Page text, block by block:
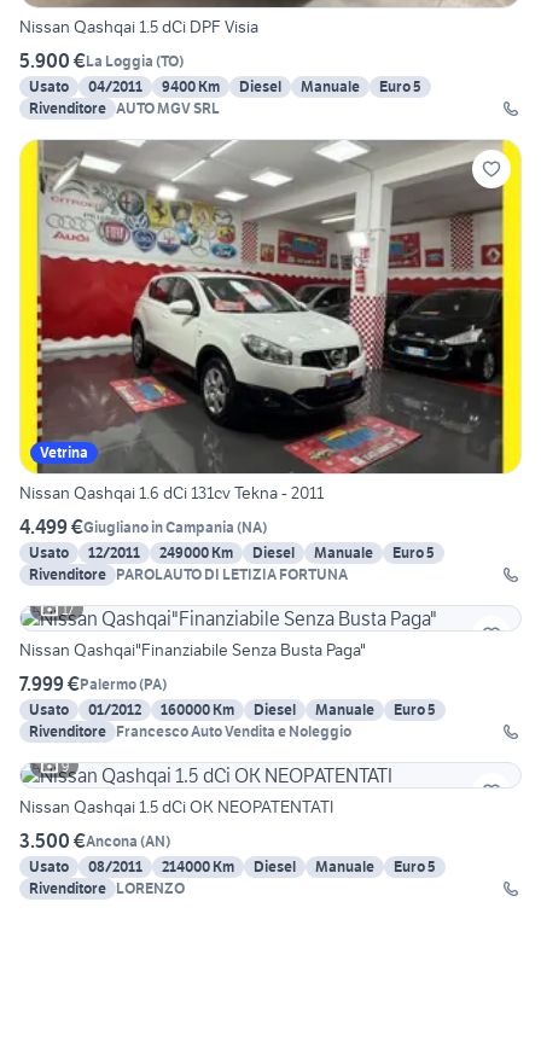
Nissan Qashqai 1.5 dCi DPF Visia
5.900 €La Loggia (TO)
Usato
04/2011 9400 Km Diesel Manuale
Euro 5
Rivenditore AUTO MGV SRL
Vetrina
Nissan Qashqai 1.6 dCi 131cv Tekna - 2011
4.499 €Giugliano in Campania (NA)
Usato
12/2011 249000 Km Diesel Manuale
Euro 5
Rivenditore PAROLAUTO DI LETIZIA FORTUNA
17
Nissan Qashqai"Finanziabile Senza Busta Paga"
7.999 €Palermo(PA)
Usato
01/2012 160000 Km Diesel Manuale
Euro 5
Rivenditore Francesco Auto Vendita e Noleggio
9
Nissan Qashqai 1.5 dCi OK NEOPATENTATI
3.500 €Ancona (AN)
Usato
08/2011 214000 Km Diesel Manuale
Euro 5
Rivenditore LORENZO